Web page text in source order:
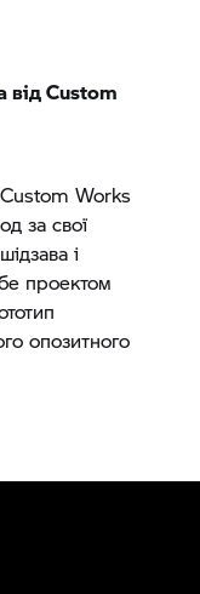
від Custom
Works
за свої
і
проектом
опозитного